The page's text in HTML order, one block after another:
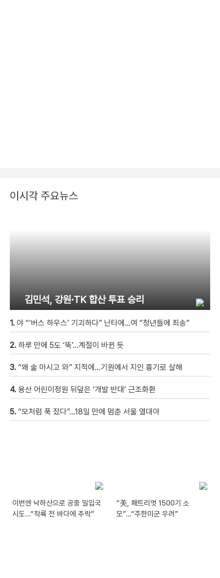
이시각 주요뉴스
김민석, 강원·TK 합산 투표 승리
1. 야 “‘버스 하우스’ 기괴하다” 난타에…여 “청년들에 죄송”
2. 하루 만에 5도 ‘뚝’…계절이 바뀐 듯
3. “왜 술 마시고 와” 지적에…기원에서 지인 흉기로 살해
4. 용산 어린이정원 뒤덮은 ‘개발 반대’ 근조화환
5. “모처럼 푹 잤다”…18일 만에 멈춘 서울 열대야
이번엔 낙하산으로 공중 밀입국
시도…“착륙 전 바다에 추락”
“美, 패트리엇 1500기 소
모”…“주한미군 우려”